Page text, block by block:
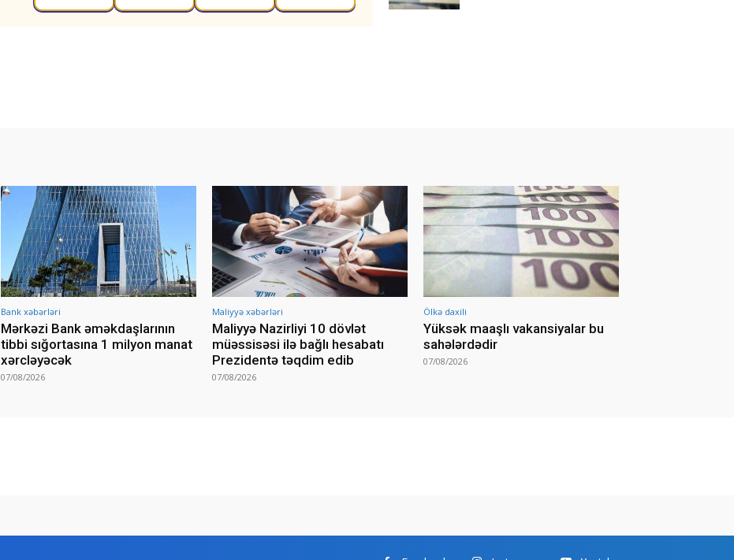
Bank xəbərləri
Mərkəzi Bank əməkdaşlarının
tibbi sığortasına 1 milyon manat
xərcləyəcək
07/08/2026
Maliyyə xəbərləri
Maliyyə Nazirliyi 10 dövlət
müəssisəsi ilə bağlı hesabatı
Prezidentə təqdim edib
07/08/2026
Ölkə daxili
Yüksək maaşlı vakansiyalar bu
sahələrdədir
07/08/2026